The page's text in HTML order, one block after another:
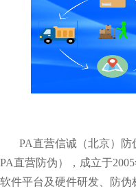
PA直营信诚（北京）
PA直营防伪），成立于
软件平台及硬件研发、防伪